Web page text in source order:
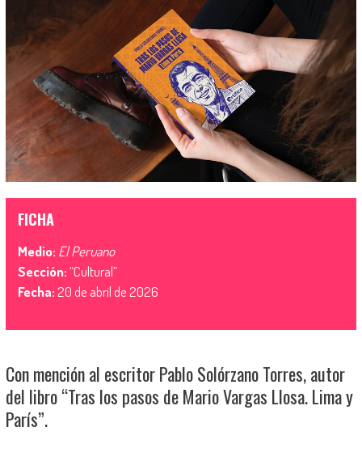
FICHA
Medio: El Peruano
Sección:“Cultural”
Fecha:20 de abril de 2026
Con mención al escritor Pablo Solórzano Torres, autor
del libro “Tras los pasos de Mario Vargas Llosa. Lima y
París”.